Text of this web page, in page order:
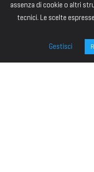
assenza di cookie o altri
tecnici. Le scelte
Gestisci